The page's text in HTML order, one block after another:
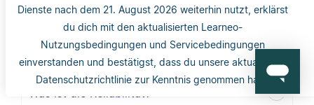
Dienste nach dem 21. August 2026 weiterhin nutzt, erklärst
du dich mit den aktualisierten Learneo-
Nutzungsbedingungen und Servicebedingungen
einverstanden und bestätigst, dass du unsere aktualisierte
Datenschutzrichtlinie zur Kenntnis genommen hast.
Was ist interne Validität?
Was versteht man unter Validität?
Was ist die Reliabilität?